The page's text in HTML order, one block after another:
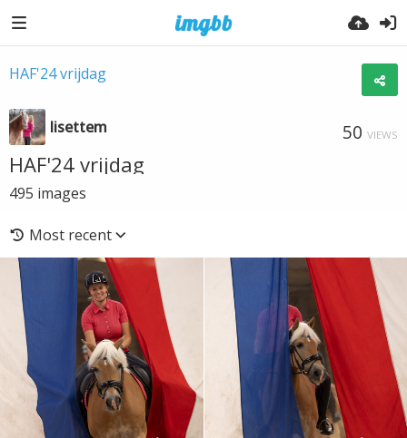
HAF'24 vrijdag
lisettem 50 VIEWS
HAF'24 vrijdag
495 images
Most recent